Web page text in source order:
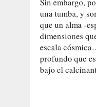
una tumba, y
que un alma -
dimensiones
escala
profundo que
bajo el